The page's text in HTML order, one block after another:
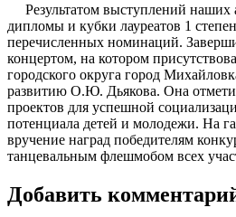
Результатом выступлений наших
дипломы и кубки лауреатов 1
перечисленных номинаций.
концертом, на котором
городского округа город
развитию О.Ю. Дьякова. Она
проектов для успешной
потенциала детей и молодежи. На
вручение наград победителям
танцевальным флешмобом всех
Добавить